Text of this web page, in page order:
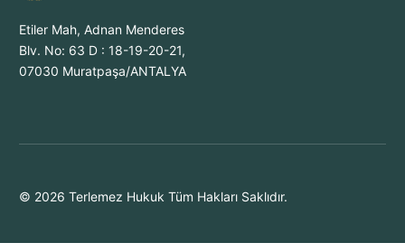
Etiler Mah, Adnan Menderes
Blv. No: 63 D : 18-19-20-21,
07030 Muratpaşa/ANTALYA
© 2026 Terlemez Hukuk Tüm Hakları Saklıdır.